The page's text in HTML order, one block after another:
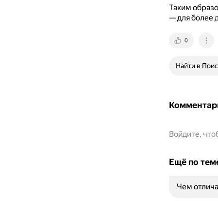
Таким
— для более
0
Найти в
Войдите,
Ещё по
Чем